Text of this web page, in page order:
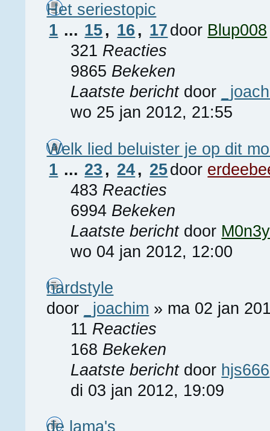
Het seriestopic
1 ... 15, 16, 17door Blup008
321 Reacties
9865 Bekeken
Laatste bericht door
wo 25 jan 2012, 21:55
Welk lied beluister je op dit
1 ... 23, 24, 25door
483 Reacties
6994 Bekeken
Laatste bericht door M0n3y
wo 04 jan 2012, 12:00
hardstyle
door
_joachim » ma 02 jan
11 Reacties
168 Bekeken
Laatste bericht door hjs666
di 03 jan 2012, 19:09
de lama's